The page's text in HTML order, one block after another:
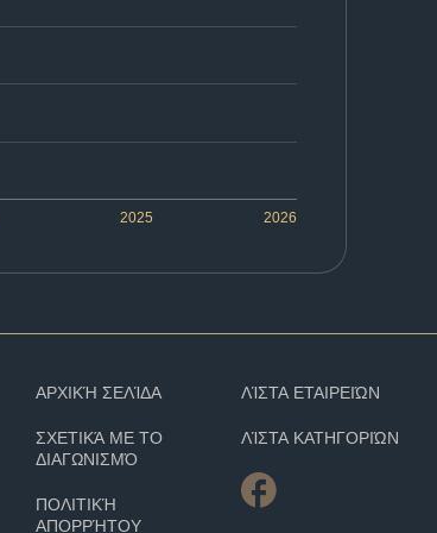
2025 2026
ΑΡΧΙΚΉ ΣΕΛΊΔΑ
ΣΧΕΤΙΚΆ ΜΕ ΤΟ
ΔΙΑΓΩΝΙΣΜΌ
ΠΟΛΙΤΙΚΉ
ΑΠΟΡΡΉΤΟΥ
ΛΊΣΤΑ ΕΤΑΙΡΕΙΏΝ
ΛΊΣΤΑ ΚΑΤΗΓΟΡΙΏΝ